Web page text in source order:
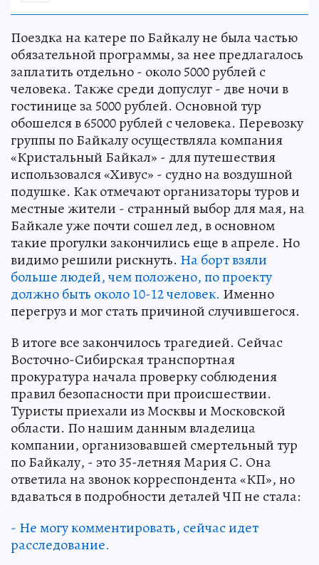
Поездка на катере по Байкалу не была частью
обязательной программы, за нее предлагалось
заплатить отдельно - около 5000 рублей с
человека. Также среди допуслуг - две ночи в
гостинице за 5000 рублей. Основной тур
обошелся в 65000 рублей с человека. Перевозку
группы по Байкалу осуществляла компания
«Кристальный Байкал» - для путешествия
использовался «Хивус» - судно на воздушной
подушке. Как отмечают организаторы туров и
местные жители - странный выбор для мая, на
Байкале уже почти сошел лед, в основном
такие прогулки закончились еще в апреле. Но
видимо решили рискнуть. На борт взяли
больше людей, чем положено, по проекту
должно быть около 10-12 человек. Именно
перегруз и мог стать причиной случившегося.
В итоге все закончилось трагедией. Сейчас
Восточно-Сибирская транспортная
прокуратура начала проверку соблюдения
правил безопасности при происшествии.
Туристы приехали из Москвы и Московской
области. По нашим данным владелица
компании, организовавшей смертельный тур
по Байкалу, - это 35-летняя Мария С. Она
ответила на звонок корреспондента «КП», но
вдаваться в подробности деталей ЧП не стала:
- Не могу комментировать, сейчас идет
расследование.